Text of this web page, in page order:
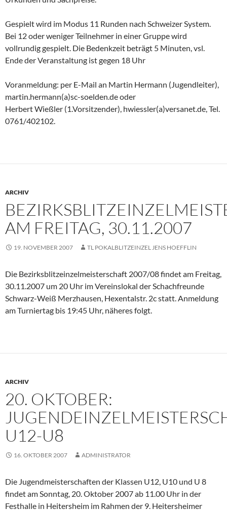
Gespielt wird im Modus 11 Runden nach Schweizer System.
Bei 12 oder weniger Teilnehmer in einer Gruppe wird
vollrundig gespielt. Die Bedenkzeit beträgt 5 Minuten, vsl.
Ende der Veranstaltung ist gegen 18 Uhr
Voranmeldung: per E-Mail an Martin Hermann (Jugendleiter),
martin.hermann(a)sc-soelden.de oder
Herbert Wießler (1.Vorsitzender), hwiessler(a)versanet.de, Tel.
0761/402102.
ARCHIV
AM FREITAG, 30.11.2007
19. NOVEMBER 2007 TL POKALBLITZEINZEL JENS HOEFFLIN
Die Bezirksblitzeinzelmeisterschaft 2007/08 findet am Freitag,
30.11.2007 um 20 Uhr im Vereinslokal der Schachfreunde
Schwarz-Weiß Merzhausen, Hexentalstr. 2c statt. Anmeldung
am Turniertag bis 19:45 Uhr, näheres folgt.
ARCHIV
20. OKTOBER:
U12-U8
16. OKTOBER 2007 ADMINISTRATOR
Die Jugendmeisterschaften der Klassen U12, U10 und U 8
findet am Sonntag, 20. Oktober 2007 ab 11.00 Uhr in der
Festhalle in Heitersheim im Rahmen der 9. Heitersheimer